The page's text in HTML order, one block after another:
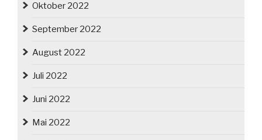
Oktober 2022
September 2022
August 2022
Juli 2022
Juni 2022
Mai 2022